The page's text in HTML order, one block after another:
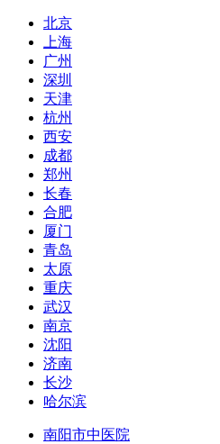
北京
上海
广州
深圳
天津
杭州
西安
成都
郑州
长春
合肥
厦门
青岛
太原
重庆
武汉
南京
沈阳
济南
长沙
哈尔滨
南阳市中医院